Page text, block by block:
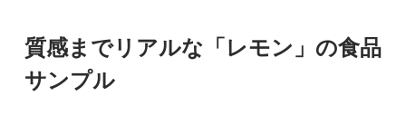
質感までリアルな「レモン」の食品
サンプル